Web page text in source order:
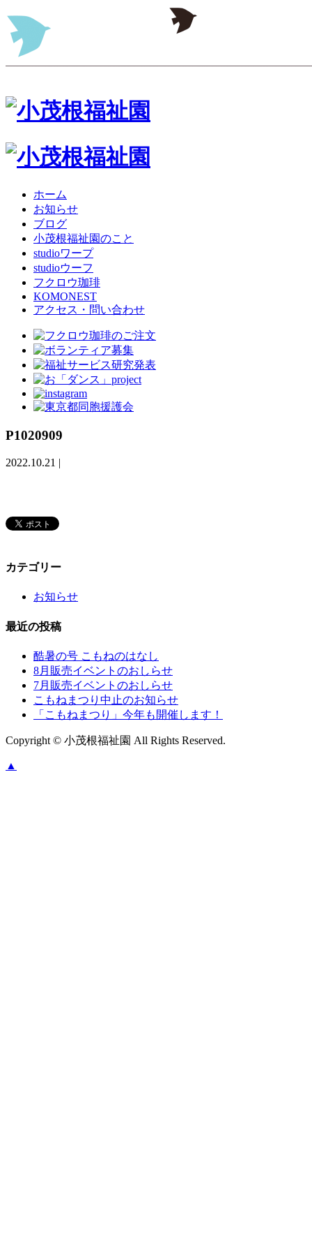
ホーム
お知らせ
ブログ
小茂根福祉園のこと
studioワープ
studioウーフ
フクロウ珈琲
KOMONEST
アクセス・問い合わせ
P1020909
2022.10.21 |
カテゴリー
お知らせ
最近の投稿
酷暑の号 こもねのはなし
8月販売イベントのおしらせ
7月販売イベントのおしらせ
こもねまつり中止のお知らせ
「こもねまつり」今年も開催します！
Copyright © 小茂根福祉園 All Rights Reserved.
▲